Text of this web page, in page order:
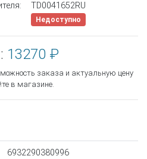
TD0041652RU
Недоступно
13270 ₽
заказа и актуальную цену
в магазине.
6932290380996